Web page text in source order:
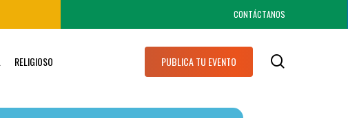
CONTÁCTANOS
RELIGIOSO PUBLICA TU EVENTO